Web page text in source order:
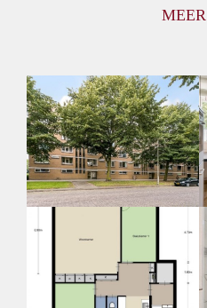
Huurtoeslag
Niet mogelijk
Inkomen eis
2,5 X Maandhuur Bruto
Huurtermijn
Onbepaalde termijn
Oplevering
Kaal
MEER